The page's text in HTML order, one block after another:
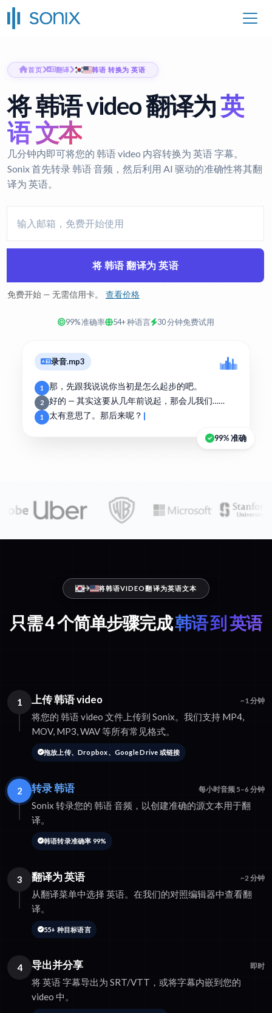
首页 翻译 韩语 转换为 英语
将 韩语 video 翻译为英
语 文本
几分钟内即可将您的 韩语 video 内容转换为 英语 字幕。
Sonix 首先转录 韩语 音频，然后利用 AI 驱动的准确性将其翻
译为 英语。
将 韩语 翻译为 英语
免费开始 — 无需信用卡。 查看价格
99% 准确率 54+ 种语言 30 分钟免费试用
录音.mp3
1 那，先跟我说说你当初是怎么起步的吧。
2 好的 — 其实这要从几年前说起，那会儿我们……
1 太有意思了。那后来呢？
99% 准确
将韩语VIDEO翻译为英语文本
只需 4 个简单步骤完成韩语 到 英语
1 上传 韩语 video ~1 分钟
将您的 韩语 video 文件上传到 Sonix。我们支持 MP4,
MOV, MP3, WAV 等所有常见格式。
拖放上传、Dropbox、Google Drive 或链接
2 转录 韩语 每小时音频 5–6 分钟
Sonix 转录您的 韩语 音频，以创建准确的源文本用于翻
译。
韩语转录准确率 99%
3 翻译为 英语 ~2 分钟
从翻译菜单中选择 英语。在我们的对照编辑器中查看翻
译。
55+ 种目标语言
4 导出并分享 即时
将 英语 字幕导出为 SRT/VTT，或将字幕内嵌到您的
video 中。